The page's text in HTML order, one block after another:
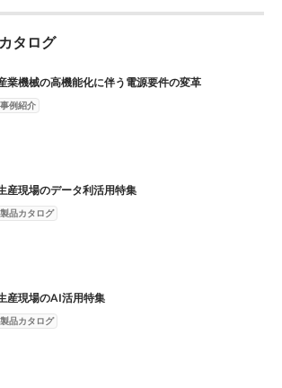
J3 122mm その他... 147mm 282 mm 挿入 組立
427mm 307mm 116mm 357mm 116mm
ーチを使用すれば、単にロボットアームを動
縮し、従来の自動化ソリューションで必要
きます。中級者と上級者向けには、グラフ
査 研磨 パレット J5 J4 スクリプト言語と高度
利用可能です。 R=800 mm R=800 mm
J3 122mm その他... 147mm 282 mm 挿入 組立
574mm 408.8mm 134.8mm 274mm
427mm 307mm 116mm 357mm 116mm
473mm 346mm 990mm 1096mm
でのケーブル長 5 m 繰り返し精度 ±0.02 mm
通信 TCP/IP, Modbus TCP, WIFI J6 IP等級
0°から50°C R=1000 mm R=1000 mm 消費電
350W 125mm 材料 アルミニウム合金、
mm J3 127mm 193mm 382 mm
sales@dobot-robots.com J2 J1
dobot-industry DOBOT CR シリーズ
@dobotarm 〒105-0013 東京都港区浜松町2-
783.5mm 176.5mm 512mm 176.5mm
518mm 125mm 568mm 125mm
693mm 1425mm 1525mm 488mm
180°/s 180°/s 180°/s 180°/s 180°/s J6 J5 J4 エ
通信イン ターフェース 通信 RS485
127mm DO/DI 16 AI/AO 2 382 mm コントロ
ABZインクリメン タルエンコーダ 1 J2 J1 コン
でのケーブル長 5 m 繰り返し精度 ±0.02 mm
通信 TCP/IP, Modbus TCP, WIFI J6 IP等級
350W 125mm 材料 アルミニウム合金、
mm J3 127mm 193mm 382 mm
sales@dobot-robots.com J2 J1
dobot-industry DOBOT CR シリーズ
@dobotarm 〒105-0013 東京都港区浜松町2-
783.5mm 176.5mm 512mm 176.5mm
518mm 125mm 568mm 125mm
693mm 1425mm 1525mm 488mm
タログ
業機械の高機能化に伴う電源要件の変革
事例紹介
産現場のデータ利活用特集
製品カタログ
産現場のAI活用特集
製品カタログ